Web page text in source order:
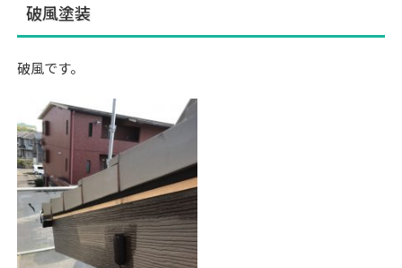
破風塗装
破風です。